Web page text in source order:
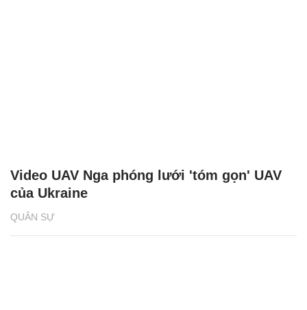
QUÂN SỰ
Video UAV Nga phóng lưới 'tóm gọn' UAV
của Ukraine